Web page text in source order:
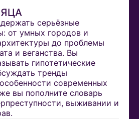
серьёзные
от умных городов и
до проблемы
и веганства. Вы
гипотетические
тренды
современных
вы пополните словарь
выживании и